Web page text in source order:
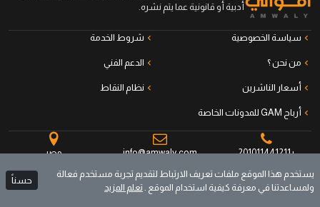
أدبية أو قانونية عما يتم نشره.
سياسة الخصوصية شروط الخدمة
من نحن ؟ الدعم الفني
أسعار الناشرين نظام النقاط
أرباح GAM للمدونات الخاصة
+201011441211
info@amwaly.com مصر
جميع الحقوق محفوظة © أموالي منصة الناشرين
يستخدم هذا الموقع ملفات تعريف الارتباط لتقديم تجربة مستخدم فعالة
ولمساعدتنا في معرفة كيفية استخدام الموقع . تعلم المزيد
حسناً